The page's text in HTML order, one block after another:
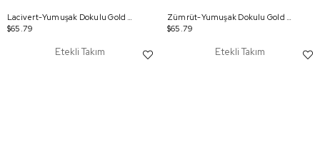
Lacivert-Yumuşak Dokulu Gold Düğmeli Etekli Takım
$65.79
Zümrüt-Yumuşak Dokulu Gold Düğmeli Etekli Takım
$65.79
Etekli Takım Etekli Takım